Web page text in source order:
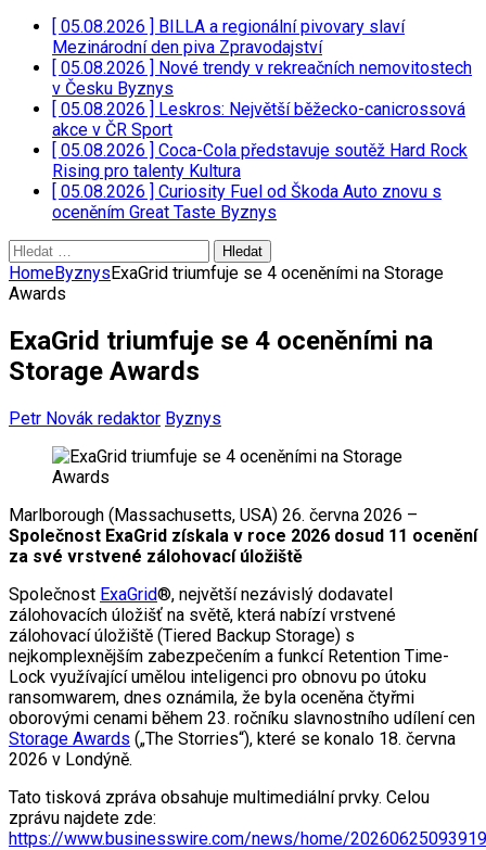
[ 05.08.2026 ] BILLA a regionální pivovary slaví
Mezinárodní den piva Zpravodajství
[ 05.08.2026 ] Nové trendy v rekreačních nemovitostech
v Česku Byznys
[ 05.08.2026 ] Leskros: Největší běžecko-canicrossová
akce v ČR Sport
[ 05.08.2026 ] Coca-Cola představuje soutěž Hard Rock
Rising pro talenty Kultura
[ 05.08.2026 ] Curiosity Fuel od Škoda Auto znovu s
oceněním Great Taste Byznys
Vyhledávání
HomeByznysExaGrid triumfuje se 4 oceněními na Storage
Awards
ExaGrid triumfuje se 4 oceněními na
Storage Awards
Petr Novák redaktor Byznys
Marlborough (Massachusetts, USA) 26. června 2026 –
Společnost ExaGrid získala v roce 2026 dosud 11 ocenění
za své vrstvené zálohovací úložiště
Společnost ExaGrid®, největší nezávislý dodavatel
zálohovacích úložišť na světě, která nabízí vrstvené
zálohovací úložiště (Tiered Backup Storage) s
nejkomplexnějším zabezpečením a funkcí Retention Time-
Lock využívající umělou inteligenci pro obnovu po útoku
ransomwarem, dnes oznámila, že byla oceněna čtyřmi
oborovými cenami během 23. ročníku slavnostního udílení cen
Storage Awards („The Storries“), které se konalo 18. června
2026 v Londýně.
Tato tisková zpráva obsahuje multimediální prvky. Celou
zprávu najdete zde:
https://www.businesswire.com/news/home/